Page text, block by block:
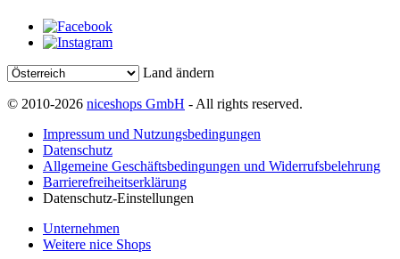
Land ändern
© 2010-2026 niceshops GmbH - All rights reserved.
Impressum und Nutzungsbedingungen
Datenschutz
Allgemeine Geschäftsbedingungen und Widerrufsbelehrung
Barrierefreiheitserklärung
Datenschutz-Einstellungen
Unternehmen
Weitere nice Shops